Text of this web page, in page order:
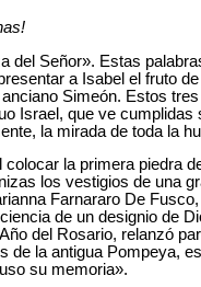
del Señor». Estas
a Isabel el fruto
Simeón. Estos
Israel, que ve
la mirada de toda la
la primera piedra
los vestigios de una
Farnararo De
de un designio de
del Rosario, relanzó
la antigua Pompeya,
su memoria».